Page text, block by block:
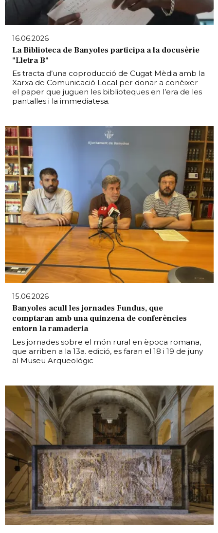
16.06.2026
La Biblioteca de Banyoles participa a la docusèrie
"Lletra B"
Es tracta d’una coproducció de Cugat Mèdia amb la
Xarxa de Comunicació Local per donar a conèixer
el paper que juguen les biblioteques en l’era de les
pantalles i la immediatesa.
15.06.2026
Banyoles acull les jornades Fundus, que
comptaran amb una quinzena de conferències
entorn la ramaderia
Les jornades sobre el món rural en època romana,
que arriben a la 13a. edició, es faran el 18 i 19 de juny
al Museu Arqueològic